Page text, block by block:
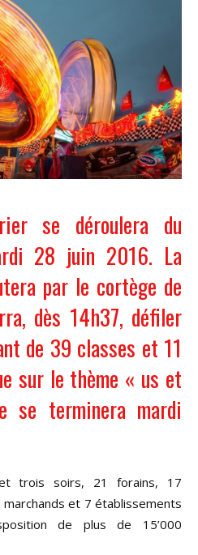
se déroulera du
28 juin 2016. La
par le cortège de
dès 14h37, défiler
de 39 classes et 11
sur le thème « us et
se terminera mardi
trois soirs, 21 forains, 17
et 7 établissements
de plus de 15’000